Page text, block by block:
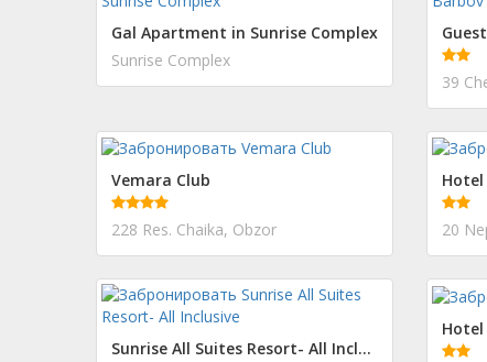
Gal Apartment in Sunrise Complex
Sunrise Complex
39
Vemara Club
228 Res. Chaika, Obzor
Hotel
20
Sunrise All Suites Resort- All Inclusive